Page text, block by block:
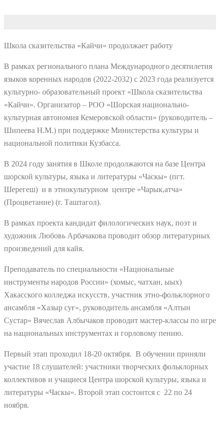
Школа сказительства «Кайчи» продолжает работу
В рамках регионального плана Международного десятилетия
языков коренных народов (2022-2032) с 2023 года реализуется
культурно- образовательный проект «Школа сказительства
«Кайчи». Организатор – РОО «Шорская национально-
культурная автономия Кемеровской области» (руководитель –
Шипеева Н.М.) при поддержке Министерства культуры и
национальной политики Кузбасса.
В 2024 году занятия в Школе продолжаются на базе Центра
шорской культуры, языка и литературы «Часкы» (пгт.
Шерегеш) и в этнокультурном центре «Чарык,атча»
(Процветание) (г. Таштагол).
В рамках проекта кандидат филологических наук, поэт и
художник Любовь Арбачакова проводит обзор литературных
произведений для кайя.
Преподаватель по специальности «Национальные
инструменты народов России» (хомыс, чатхан, ыых)
Хакасского колледжа искусств, участник этно-фольклорного
ансамбля «Хазыр суғ», руководитель ансамбля «Алтын
Cустар» Вячеслав Албычаков проводит мастер-классы по игре
на национальных инструментах и горловому пению.
Первый этап проходил 18-20 октября. В обучении приняли
участие 18 слушателей: участники творческих фольклорных
коллективов и учащиеся Центра шорской культуры, языка и
литературы «Часкы». Второй этап состоится с 22 по 24
ноября.